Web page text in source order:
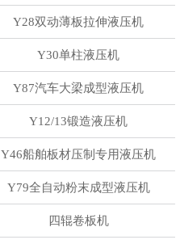
Y28双动薄板拉伸液压机
Y30单柱液压机
Y87汽车大梁成型液压机
Y12/13锻造液压机
Y46船舶板材压制专用液压机
Y79全自动粉末成型液压机
四辊卷板机